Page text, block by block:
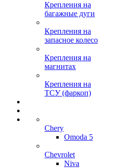
Крепления на
багажные дуги
Крепления на
запасное колесо
Крепления на
магнитах
Крепления на
ТСУ (фаркоп)
Chery
Omoda 5
Chevrolet
Niva